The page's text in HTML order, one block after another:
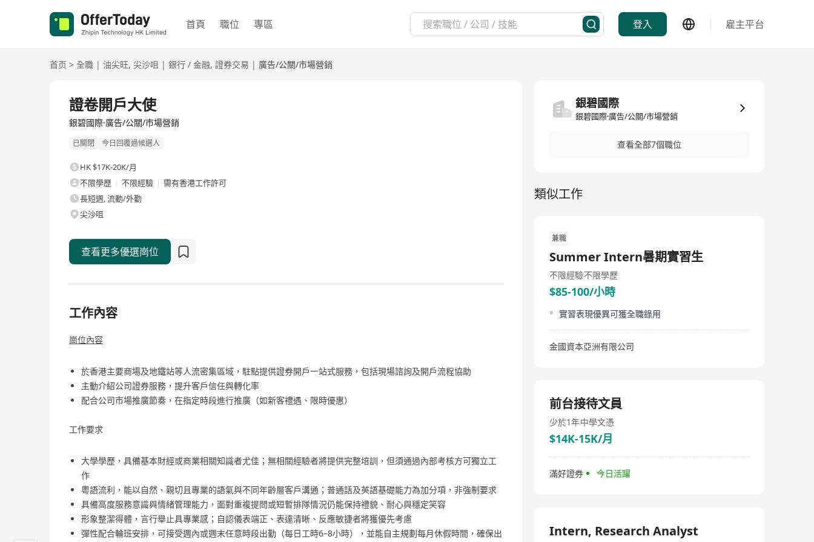
首頁 職位 專區 登入 雇主平台
首页 > 全職 | 油尖旺, 尖沙咀 | 銀行 / 金融, 證券交易 | 廣告/公關/市場營銷
證卷開戶大使
銀碧國際·廣告/公關/市場營銷
已關閉 今日回覆過候選人
HK $17K-20K/月
不限學歷
不限經驗
需有香港工作許可
長短週, 流動/外勤
尖沙咀
查看更多優選崗位
工作內容
崗位內容
於香港主要商場及地鐵站等人流密集區域，駐點提供證券開戶一站式服務，包括現場諮詢及開戶流程協助
主動介紹公司證券服務，提升客戶信任與轉化率
配合公司市場推廣節奏，在指定時段進行推廣（如新客禮遇、限時優惠）
工作要求
大學學歷，具備基本財經或商業相關知識者尤佳；無相關經驗者將提供完整培訓，但須通過內部考核方可獨立工
作
粵語流利，能以自然、親切且專業的語氣與不同年齡層客戶溝通；普通話及英語基礎能力為加分項，非強制要求
具備高度服務意識與情緒管理能力，面對重複提問或短暫排隊情況仍能保持禮貌、耐心與穩定笑容
形象整潔得體，言行舉止具專業感；自認儀表端正、表達清晰、反應敏捷者將獲優先考慮
彈性配合輪班安排，可接受週內或週末任意時段出勤（每日工時6–8小時），並能自主規劃每月休假時間，確保出
銀碧國際
銀碧國際·廣告/公關/市場營銷
查看全部7個職位
類似工作
兼職
Summer Intern暑期實習生
不限經驗不限學歷
$85-100/小時
實習表現優異可獲全職錄用
金國資本亞洲有限公司
前台接待文員
少於1年中學文憑
$14K-15K/月
滿好證券 今日活躍
Intern, Research Analyst